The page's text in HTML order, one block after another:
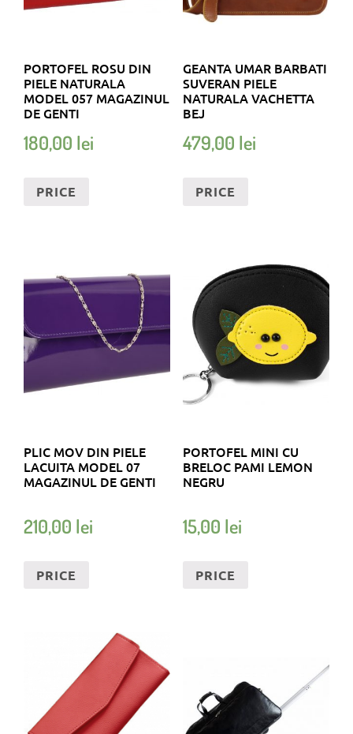
PORTOFEL ROSU DIN
PIELE NATURALA
MODEL 057 MAGAZINUL
DE GENTI
180,00 lei
PRICE
GEANTA UMAR BARBATI
SUVERAN PIELE
NATURALA VACHETTA
BEJ
479,00 lei
PRICE
PLIC MOV DIN PIELE
LACUITA MODEL 07
MAGAZINUL DE GENTI
210,00 lei
PRICE
PORTOFEL MINI CU
BRELOC PAMI LEMON
NEGRU
15,00 lei
PRICE